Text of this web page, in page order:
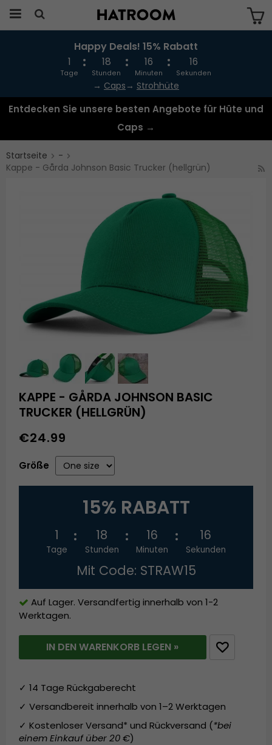
Das Produkt wurde in Ihren Warenkorb
gelegt
Happy Deals! 15% Rabatt
1
Tage
18
Stunden
16
Minuten
16
Sekunden
→ Caps → Strohhüte
Entdecken Sie unsere besten Angebote für Hüte und
Caps →
Startseite
-
Kappe - Gårda Johnson Basic Trucker (hellgrün)
KAPPE - GÅRDA JOHNSON BASIC
TRUCKER (HELLGRÜN)
€24.99
Größe
15% RABATT
1
Tage
18
Stunden
16
Minuten
16
Sekunden
Mit Code: STRAW15
Auf Lager. Versandfertig innerhalb von 1-2
Werktagen.
IN DEN WARENKORB LEGEN »
✓ 14 Tage Rückgaberecht
✓ Versandbereit innerhalb von 1–2 Werktagen
✓ Kostenloser Versand* und Rückversand (*bei
einem Einkauf über 20 €)